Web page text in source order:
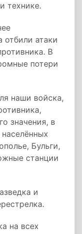
технике.
отбили атаки
В
потери
наши войска,
значения, в
Бульги,
станции
и
на всех